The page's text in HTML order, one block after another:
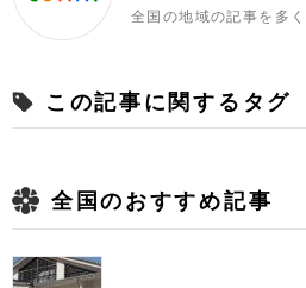
全国の地域の記事を多
この記事に関するタグ
全国のおすすめ記事